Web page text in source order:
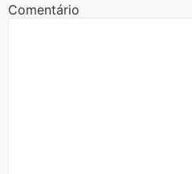
Comentário